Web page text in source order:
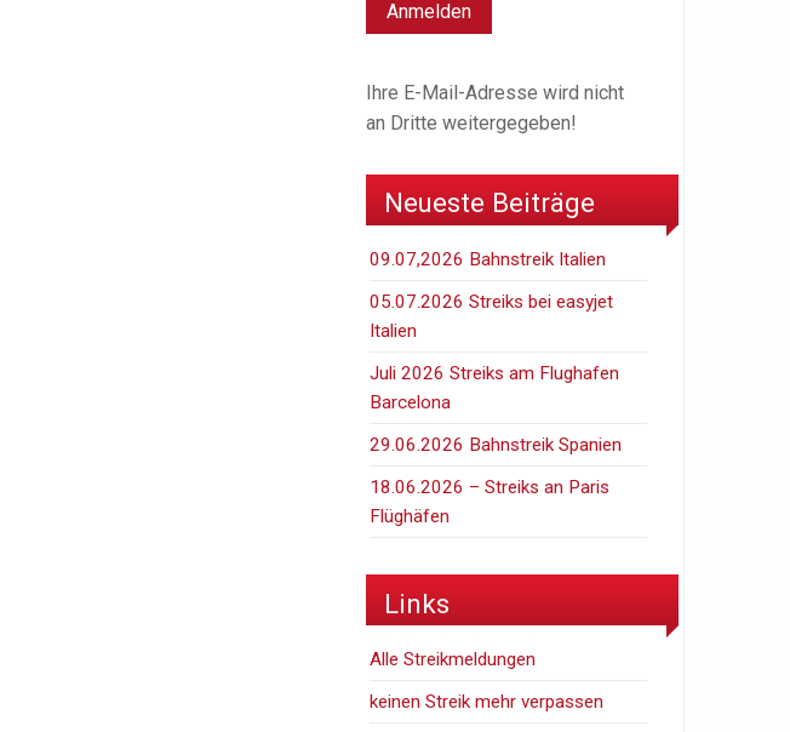
Ihre E-Mail-Adresse wird nicht
an Dritte weitergegeben!
Neueste Beiträge
09.07,2026 Bahnstreik Italien
05.07.2026 Streiks bei easyjet
Italien
Juli 2026 Streiks am Flughafen
Barcelona
29.06.2026 Bahnstreik Spanien
18.06.2026 – Streiks an Paris
Flüghäfen
Links
Alle Streikmeldungen
keinen Streik mehr verpassen